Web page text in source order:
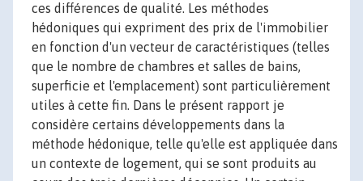
ces différences de qualité. Les méthodes
hédoniques qui expriment des prix de l'immobilier
en fonction d'un vecteur de caractéristiques (telles
que le nombre de chambres et salles de bains,
superficie et l'emplacement) sont particulièrement
utiles à cette fin. Dans le présent rapport je
considère certains développements dans la
méthode hédonique, telle qu'elle est appliquée dans
un contexte de logement, qui se sont produits au